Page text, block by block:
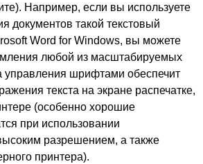
Например, если вы используете
документов такой текстовый
Word for Windows, вы можете
любой из масштабируемых
шрифтами обеспечит
текста на экране распечатке,
(особенно хорошие
при использовании
разрешением, а также
принтера).